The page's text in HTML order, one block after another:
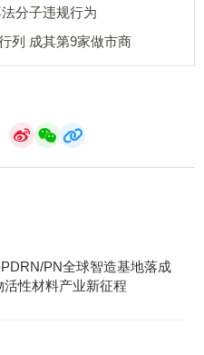
分子违规行为
列 成其第9家做市商
PN全球智造基地落成
性材料产业新征程